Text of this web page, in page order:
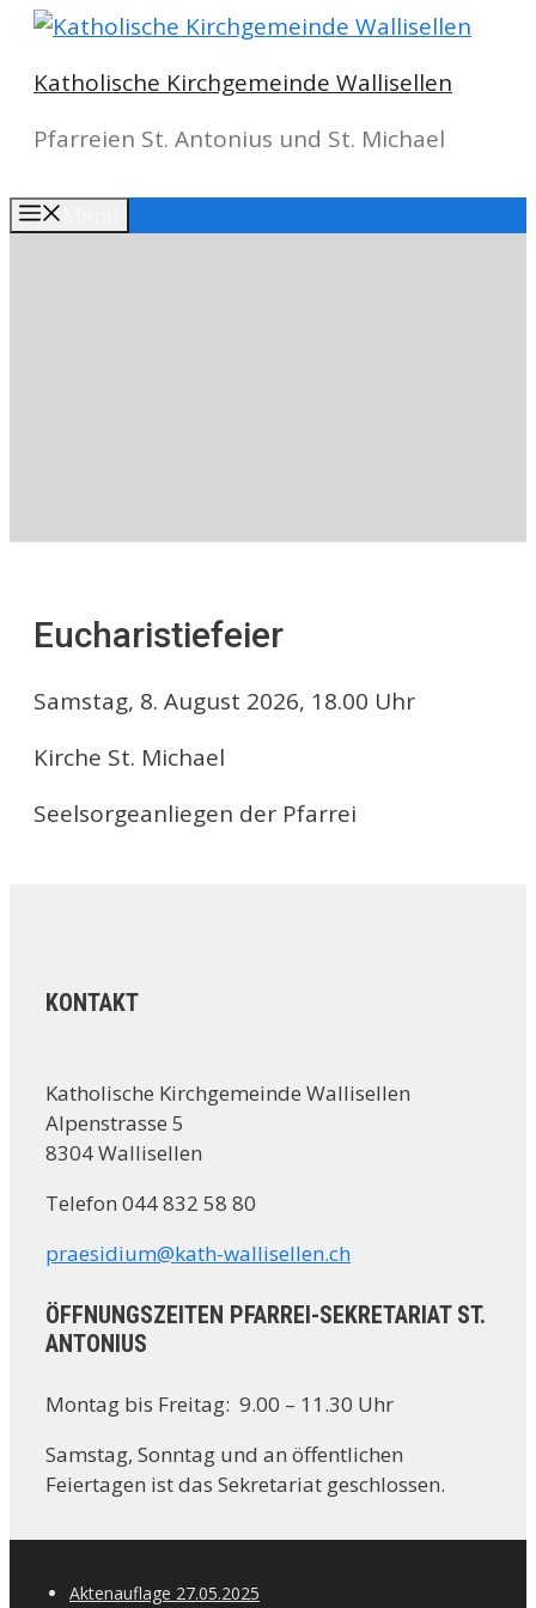
Springe
Inhalt
Katholische Kirchgemeinde Wallisellen
Pfarreien St. Antonius und St. Michael
Eucharistiefeier
Samstag, 8. August 2026, 18.00 Uhr
Kirche St. Michael
Seelsorgeanliegen der Pfarrei
KONTAKT
Katholische Kirchgemeinde Wallisellen
Alpenstrasse 5
8304 Wallisellen
Telefon 044 832 58 80
praesidium@kath-wallisellen.ch
ÖFFNUNGSZEITEN PFARREI-SEKRETARIAT ST.
ANTONIUS
Montag bis Freitag: 9.00 – 11.30 Uhr
Samstag, Sonntag und an öffentlichen
Feiertagen ist das Sekretariat geschlossen.
Aktenauflage 27.05.2025